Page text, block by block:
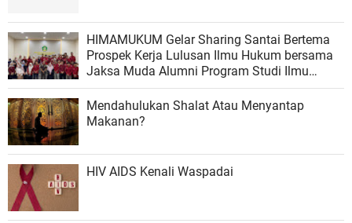
HIMAMUKUM Gelar Sharing Santai Bertema
Prospek Kerja Lulusan Ilmu Hukum bersama
Jaksa Muda Alumni Program Studi Ilmu
Hukum FSH UIN Ar-Raniry
Mendahulukan Shalat Atau Menyantap
Makanan?
HIV AIDS Kenali Waspadai